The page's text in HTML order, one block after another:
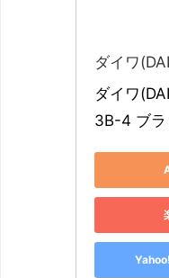
ダイワ
ダイワ
3B-4 ブラ